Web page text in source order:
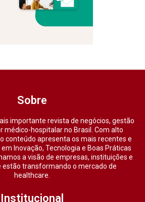
Sobre
importante revista de negócios, gestão
médico-hospitalar no Brasil. Com alto
conteúdo apresenta os mais recentes e
Inovação, Tecnologia e Boas Práticas
a visão de empresas, instituições e
estão transformando o mercado de
healthcare.
Institucional